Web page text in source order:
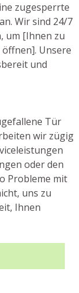
zugesperrte
Wir sind 24/7
um [Ihnen zu
Unsere
und
Tür
wir zügig
oder den
Probleme mit
uns zu
Ihnen